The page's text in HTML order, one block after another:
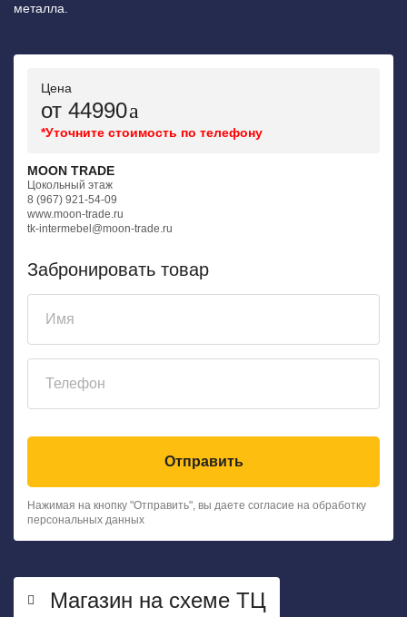
металла.
Цена
от 44990
*Уточните стоимость по телефону
MOON TRADE
Цокольный этаж
8 (967) 921-54-09
www.moon-trade.ru
tk-intermebel@moon-trade.ru
Забронировать товар
Отправить
Нажимая на кнопку "Отправить", вы даете согласие на обработку
персональных данных
Магазин на схеме ТЦ